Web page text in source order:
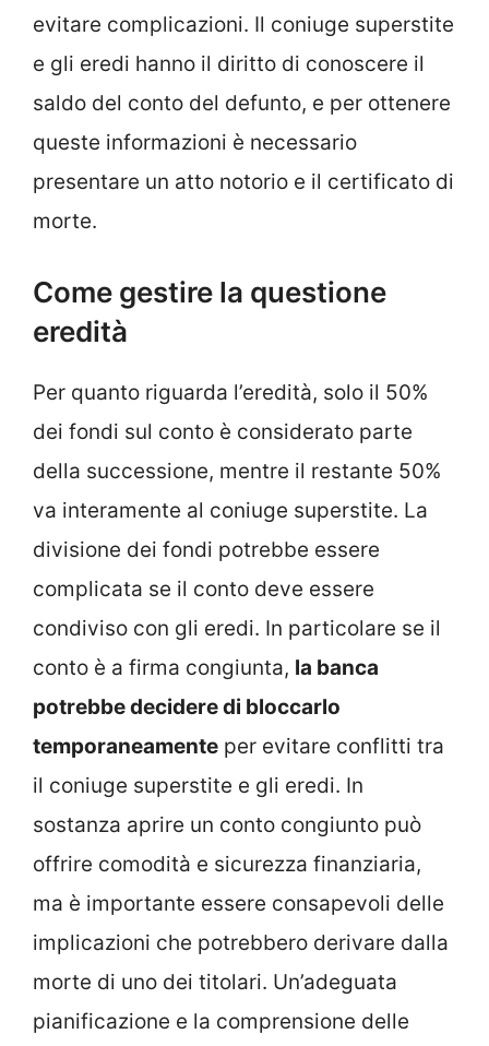
evitare complicazioni. Il coniuge superstite
e gli eredi hanno il diritto di conoscere il
saldo del conto del defunto, e per ottenere
queste informazioni è necessario
presentare un atto notorio e il certificato di
morte.
Come gestire la questione
eredità
Per quanto riguarda l’eredità, solo il 50%
dei fondi sul conto è considerato parte
della successione, mentre il restante 50%
va interamente al coniuge superstite. La
divisione dei fondi potrebbe essere
complicata se il conto deve essere
condiviso con gli eredi. In particolare se il
conto è a firma congiunta, la banca
potrebbe decidere di bloccarlo
temporaneamente per evitare conflitti tra
il coniuge superstite e gli eredi. In
sostanza aprire un conto congiunto può
offrire comodità e sicurezza finanziaria,
ma è importante essere consapevoli delle
implicazioni che potrebbero derivare dalla
morte di uno dei titolari. Un’adeguata
pianificazione e la comprensione delle